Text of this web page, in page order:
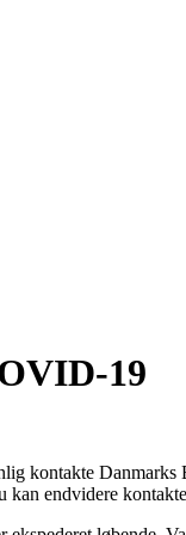
19
kontakte
kan endvidere